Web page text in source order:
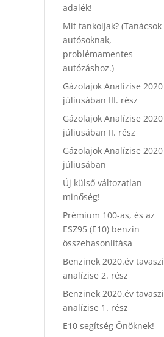
adalék!
Mit tankoljak? (Tanácsok
autósoknak,
problémamentes
autózáshoz.)
Gázolajok Analízise 2020
júliusában III. rész
Gázolajok Analízise 2020
júliusában II. rész
Gázolajok Analízise 2020
júliusában
Új külső változatlan
minőség!
Prémium 100-as, és az
ESZ95 (E10) benzin
összehasonlítása
Benzinek 2020.év tavaszi
analízise 2. rész
Benzinek 2020.év tavaszi
analízise 1. rész
E10 segítség Önöknek!